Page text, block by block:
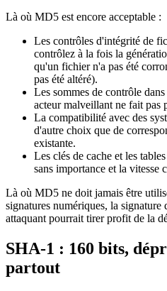
Là où MD5 est encore acceptable :
Les contrôles d'intégrité de
contrôlez à la fois la
qu'un fichier n'a pas été
pas été altéré).
Les sommes de contrôle
acteur malveillant ne fait pas
La compatibilité avec des
d'autre choix que de
existante.
Les clés de cache et les
sans importance et la vitesse
Là où MD5 ne doit jamais être
signatures numériques, la signature
attaquant pourrait tirer profit de la
SHA-1 : 160 bits,
partout